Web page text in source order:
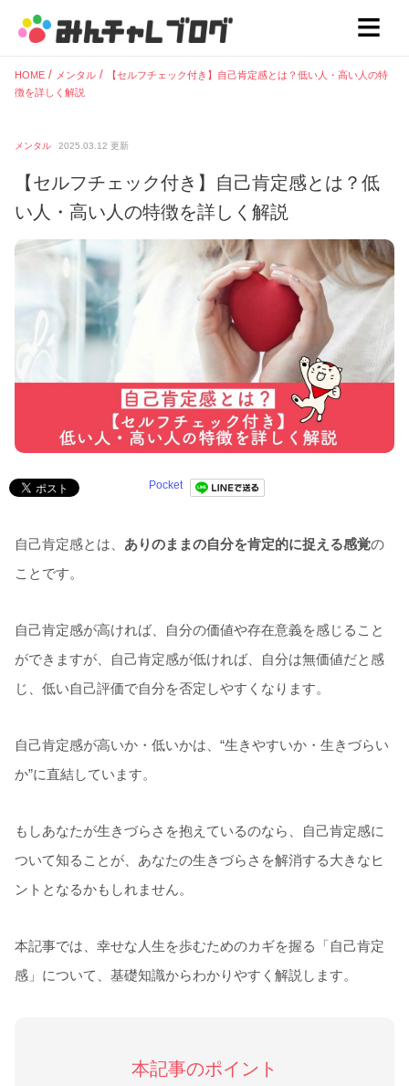
HOME メンタル
【セルフチェック付き】自己肯定感とは？低い人・高い人の特
徴を詳しく解説
メンタル 2025.03.12 更新
【セルフチェック付き】自己肯定感とは？低
い人・高い人の特徴を詳しく解説
Pocket
自己肯定感とは、 ありのままの自分を肯定的に捉える感覚の
ことです。
自己肯定感が高ければ、自分の価値や存在意義を感じること
ができますが、自己肯定感が低ければ、自分は無価値だと感
じ、低い自己評価で自分を否定しやすくなります。
自己肯定感が高いか・低いかは、“生きやすいか・生きづらい
か”に直結しています。
もしあなたが生きづらさを抱えているのなら、自己肯定感に
ついて知ることが、あなたの生きづらさを解消する大きなヒ
ントとなるかもしれません。
本記事では、幸せな人生を歩むためのカギを握る「自己肯定
感」について、基礎知識からわかりやすく解説します。
本記事のポイント